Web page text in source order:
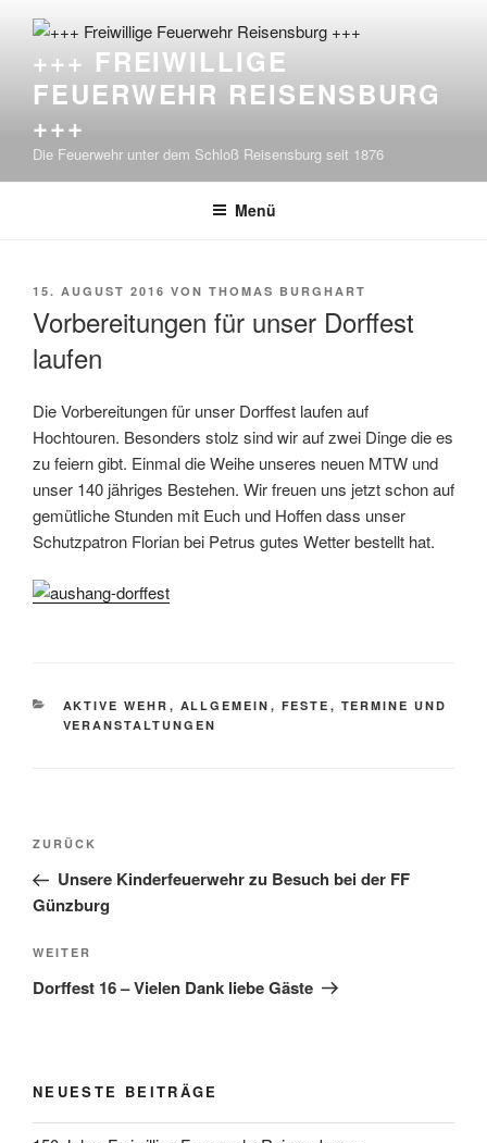
Inhalt
springen+++ FREIWILLIGE
FEUERWEHR REISENSBURG
+++
Die Feuerwehr unter dem Schloß Reisensburg seit 1876
Menü
VERÖFFENTLICHT
15. AUGUST 2016 VON THOMAS BURGHART
Vorbereitungen für unser Dorffest
laufen
Die Vorbereitungen für unser Dorffest laufen auf
Hochtouren. Besonders stolz sind wir auf zwei Dinge die es
zu feiern gibt. Einmal die Weihe unseres neuen MTW und
unser 140 jähriges Bestehen. Wir freuen uns jetzt schon auf
gemütliche Stunden mit Euch und Hoffen dass unser
Schutzpatron Florian bei Petrus gutes Wetter bestellt hat.
KATEGORIEN
AKTIVE WEHR , ALLGEMEIN , FESTE , TERMINE UND
VERANSTALTUNGEN
Beitragsnavigation
Vorheriger
Beitrag
ZURÜCK
Unsere Kinderfeuerwehr zu Besuch bei der FF
Günzburg
Nächster
Beitrag
WEITER
Dorffest 16 – Vielen Dank liebe Gäste
NEUESTE BEITRÄGE